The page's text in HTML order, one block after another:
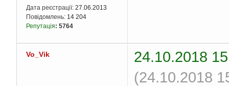
Дата реєстрації: 27.06.2013
Повідомлень: 14 204
Репутація: 5764
Vo_Vik
24.10.2018
(24.10.2018